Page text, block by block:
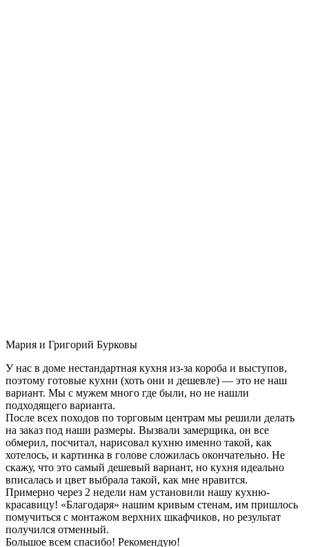
Мария и Григорий Бурковы
У нас в доме нестандартная кухня из-за короба и выступов,
поэтому готовые кухни (хоть они и дешевле) — это не наш
вариант. Мы с мужем много где были, но не нашли
подходящего варианта.
После всех походов по торговым центрам мы решили делать
на заказ под наши размеры. Вызвали замерщика, он все
обмерил, посчитал, нарисовал кухню именно такой, как
хотелось, и картинка в голове сложилась окончательно. Не
скажу, что это самый дешевый вариант, но кухня идеально
вписалась и цвет выбрала такой, как мне нравится.
Примерно через 2 недели нам установили нашу кухню-
красавицу! «Благодаря» нашим кривым стенам, им пришлось
помучиться с монтажом верхних шкафчиков, но результат
получился отменный.
Большое всем спасибо! Рекомендую!